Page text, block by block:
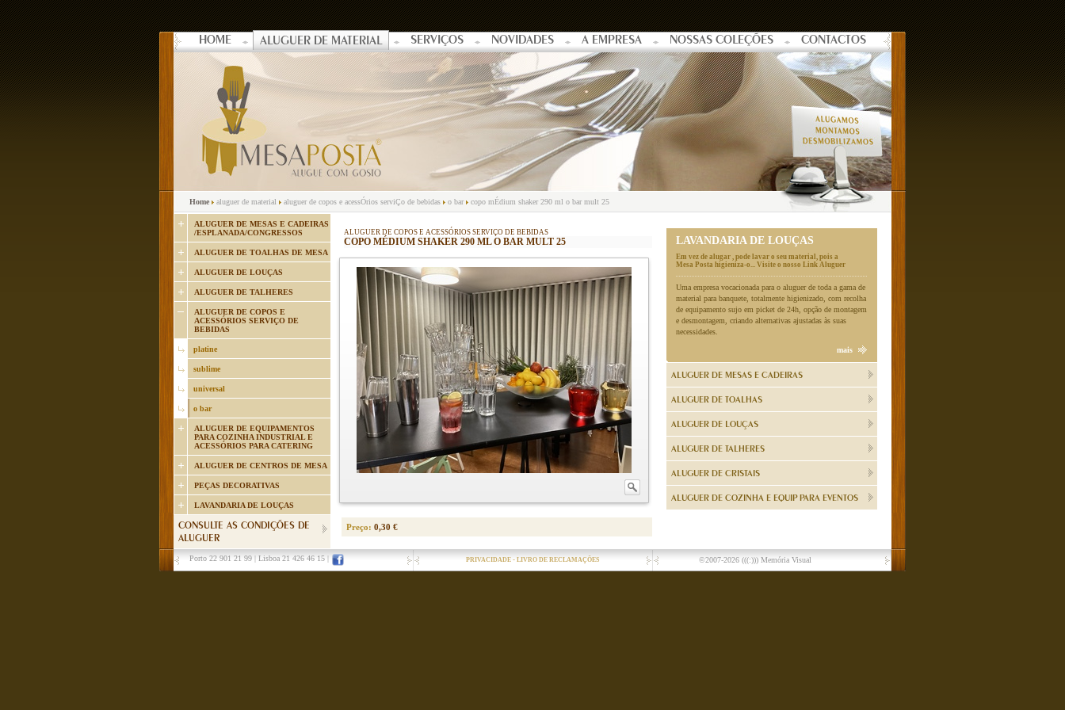
HOME ALUGUER DE MATERIAL SERVIÇOS NOVIDADES A EMPRESA NOSSAS COLEÇÕES CONTACTOS
Home aluguer de material aluguer de copos e acessÓrios serviÇo de bebidas o bar copo mÉdium shaker 290 ml o bar mult 25
ALUGUER DE MESAS E CADEIRAS
/ESPLANADA/CONGRESSOS
ALUGUER DE TOALHAS DE MESA
ALUGUER DE LOUÇAS
ALUGUER DE TALHERES
ALUGUER DE COPOS E
ACESSÓRIOS SERVIÇO DE
BEBIDAS
platine
sublime
universal
o bar
ALUGUER DE EQUIPAMENTOS
PARA COZINHA INDUSTRIAL E
ACESSÓRIOS PARA CATERING
ALUGUER DE CENTROS DE MESA
PEÇAS DECORATIVAS
LAVANDARIA DE LOUÇAS
CONSULTE AS CONDIÇÕES DE
ALUGUER
ALUGUER DE COPOS E ACESSÓRIOS SERVIÇO DE BEBIDAS
COPO MÉDIUM SHAKER 290 ML O BAR MULT 25
Preço: 0,30 €
LAVANDARIA DE LOUÇAS
Em vez de alugar , pode lavar o seu material, pois a
Mesa Posta higieniza-o... Visite o nosso Link Aluguer
Uma empresa vocacionada para o aluguer de toda a gama de
material para banquete, totalmente higienizado, com recolha
de equipamento sujo em picket de 24h, opção de montagem
e desmontagem, criando alternativas ajustadas às suas
necessidades.
mais
ALUGUER DE MESAS E CADEIRAS
ALUGUER DE TOALHAS
ALUGUER DE LOUÇAS
ALUGUER DE TALHERES
ALUGUER DE CRISTAIS
ALUGUER DE COZINHA E EQUIP PARA EVENTOS
Porto 22 901 21 99 Lisboa 21 426 46 15 PRIVACIDADE - LIVRO DE RECLAMAÇÕES ©2007-2026 (((:))) Memória Visual